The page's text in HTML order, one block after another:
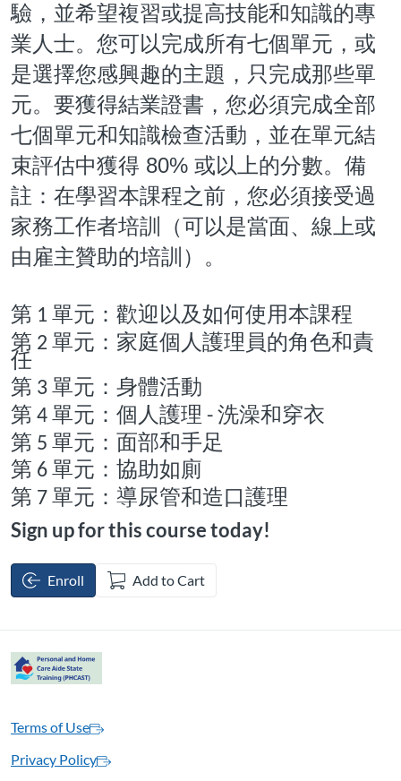
驗，並希望複習或提高技能和知識的專
業人士。您可以完成所有七個單元，或
是選擇您感興趣的主題，只完成那些單
元。要獲得結業證書，您必須完成全部
七個單元和知識檢查活動，並在單元結
束評估中獲得 80% 或以上的分數。備
註：在學習本課程之前，您必須接受過
家務工作者培訓（可以是當面、線上或
由雇主贊助的培訓）。
第 1 單元：歡迎以及如何使用本課程
第 2 單元：家庭個人護理員的角色和責
任
第 3 單元：身體活動
第 4 單元：個人護理 - 洗澡和穿衣
第 5 單元：面部和手足
第 6 單元：協助如廁
第 7 單元：導尿管和造口護理
Sign up for this course today!
Enroll Add to Cart
Terms of Use
Privacy Policy